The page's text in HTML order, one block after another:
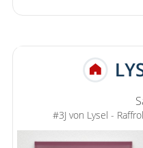
#3J von Lysel -